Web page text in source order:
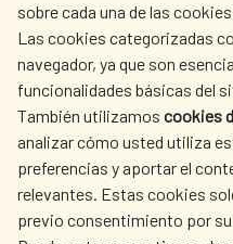
sobre cada una de las
Las cookies categorizadas
navegador, ya que son
funcionalidades básicas del
También utilizamos cookies
analizar cómo usted utiliza
preferencias y aportar el
relevantes. Estas cookies
previo consentimiento por
AECID
SPANISH HUMANITARIAN
ACTION
CULTURE AND SCIENCE